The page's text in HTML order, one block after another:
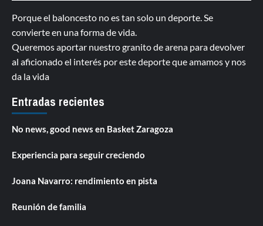
Porque el baloncesto no es tan solo un deporte. Se
convierte en una forma de vida.
Queremos aportar nuestro granito de arena para devolver
al aficionado el interés por este deporte que amamos y nos
da la vida
Entradas recientes
No news, good news en Basket Zaragoza
Experiencia para seguir creciendo
Joana Navarro: rendimiento en pista
Reunión de familia